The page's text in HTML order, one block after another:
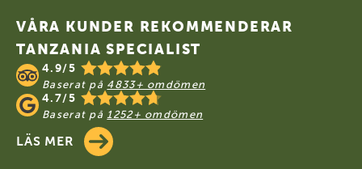
VÅRA KUNDER REKOMMENDERAR
TANZANIA SPECIALIST
4.9/5
Baserat på 4833+ omdömen
4.7/5
Baserat på 1252+ omdömen
LÄS MER